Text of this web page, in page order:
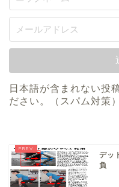
日本語が含まれない投
ださい。（スパム対策）
デッ
負